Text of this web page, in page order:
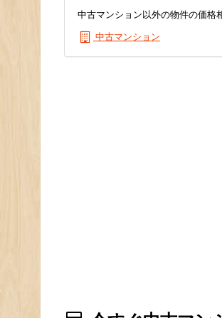
中古マンション以外の物件の価格
中古マンション